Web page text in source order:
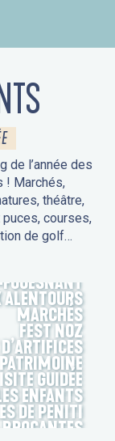
aux
de l’année des
! Marchés,
théâtre,
courses,
de golf…
MARCHÉS
FEST NOZ
D’ARTIFICES
GUIDÉE
ENFANTS
DE PENITI